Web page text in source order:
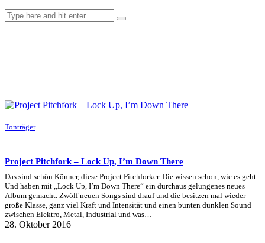
Tonträger
Project Pitchfork – Lock Up, I’m Down There
Das sind schön Könner, diese Project Pitchforker. Die wissen schon, wie es geht.
Und haben mit „Lock Up, I’m Down There“ ein durchaus gelungenes neues
Album gemacht. Zwölf neuen Songs sind drauf und die besitzen mal wieder
große Klasse, ganz viel Kraft und Intensität und einen bunten dunklen Sound
zwischen Elektro, Metal, Industrial und was…
28. Oktober 2016